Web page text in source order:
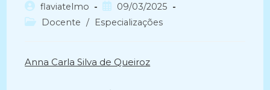
Autor
do
flaviatelmo
Post
publicado:
09/03/2025
Categoria
Docente / Especializações
Anna Carla Silva de Queiroz